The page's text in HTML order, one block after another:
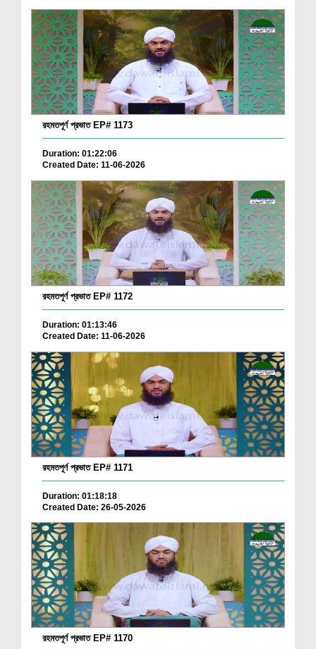
রহমতপূর্ণ প্রভাত EP# 1173
Duration: 01:22:06
Created Date: 11-06-2026
রহমতপূর্ণ প্রভাত EP# 1172
Duration: 01:13:46
Created Date: 11-06-2026
রহমতপূর্ণ প্রভাত EP# 1171
Duration: 01:18:18
Created Date: 26-05-2026
রহমতপূর্ণ প্রভাত EP# 1170